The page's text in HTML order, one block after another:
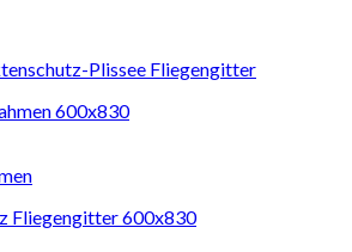
Plissee Fliegengitter